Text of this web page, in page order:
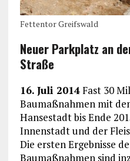
Fettentor Greifswald
Neuer Parkplatz an
Straße
16. Juli 2014Fast 30
Baumaßnahmen mit
Hansestadt bis Ende
Innenstadt und der
Die ersten Ergebnisse
Baumaßnahmen sind